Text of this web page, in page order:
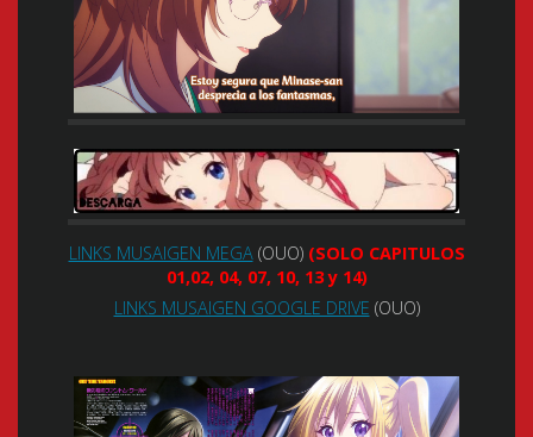
LINKS MUSAIGEN MEGA(OUO) (SOLO CAPITULOS
01,02, 04, 07, 10, 13 y 14)
LINKS MUSAIGEN GOOGLE DRIVE (OUO)